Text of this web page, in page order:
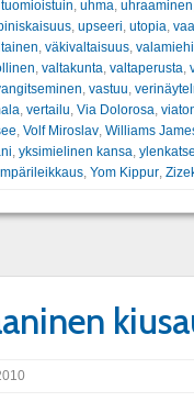
tuomioistuin, uhma, uhraaminen
, upseeri, utopia,
, väkivaltaisuus,
, valtakunta, valtaperusta,
, vastuu,
, vertailu, Via Dolorosa,
, Volf Miroslav, Williams
, yksimielinen kansa, ylenkatse
, Yom Kippur,